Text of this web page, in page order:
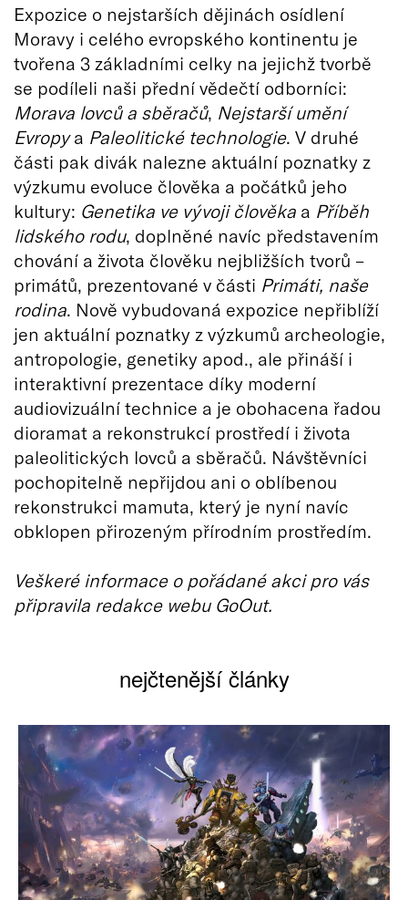
Expozice o nejstarších dějinách osídlení
Moravy i celého evropského kontinentu je
tvořena 3 základními celky na jejichž tvorbě
se podíleli naši přední vědečtí odborníci:
Morava lovců a sběračů, Nejstarší umění
Evropya Paleolitické technologie. V druhé
části pak divák nalezne aktuální poznatky z
výzkumu evoluce člověka a počátků jeho
kultury: Genetika ve vývoji člověka a Příběh
lidského rodu, doplněné navíc představením
chování a života člověku nejbližších tvorů –
primátů, prezentované v části Primáti, naše
rodina. Nově vybudovaná expozice nepřiblíží
jen aktuální poznatky z výzkumů archeologie,
antropologie, genetiky apod., ale přináší i
interaktivní prezentace díky moderní
audiovizuální technice a je obohacena řadou
dioramat a rekonstrukcí prostředí i života
paleolitických lovců a sběračů. Návštěvníci
pochopitelně nepřijdou ani o oblíbenou
rekonstrukci mamuta, který je nyní navíc
obklopen přirozeným přírodním prostředím.
Veškeré informace o pořádané akci pro vás
připravila redakce webu GoOut.
nejčtenější články